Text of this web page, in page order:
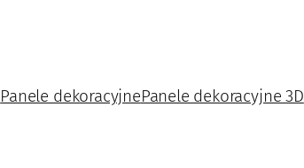
Panele dekoracyjnePanele dekoracyjne 3D